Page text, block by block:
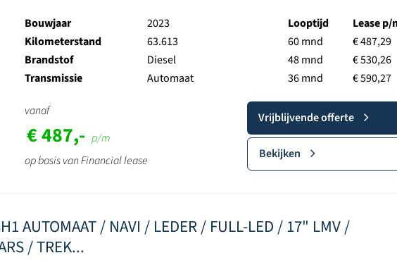
Bouwjaar
2023
Kilometerstand
63.613
Brandstof
Diesel
Transmissie
Automaat
Looptijd
60 mnd
48 mnd
36 mnd
Lease p/
€ 487,29
€ 530,26
€ 590,27
vanaf
€ 487,- p/m
op basis van Financial lease
Vrijblijvende offerte
Bekijken
AUTOMAAT / NAVI / LEDER / FULL-LED / 17" LMV /
/ TREK...